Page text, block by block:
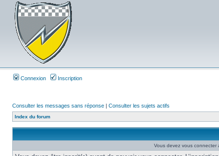
Connexion Inscription
Consulter les messages sans réponse | Consulter les sujets actifs
Index du forum
Vous devez vous connecter